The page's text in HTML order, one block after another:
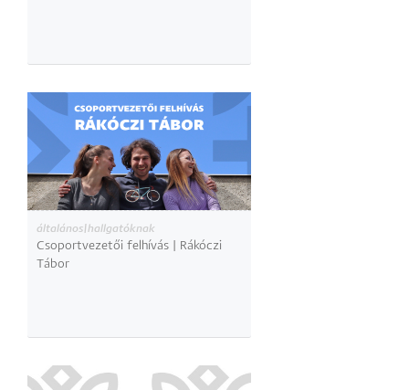
általános|hallgatóknak
Csoportvezetői felhívás | Rákóczi
Tábor